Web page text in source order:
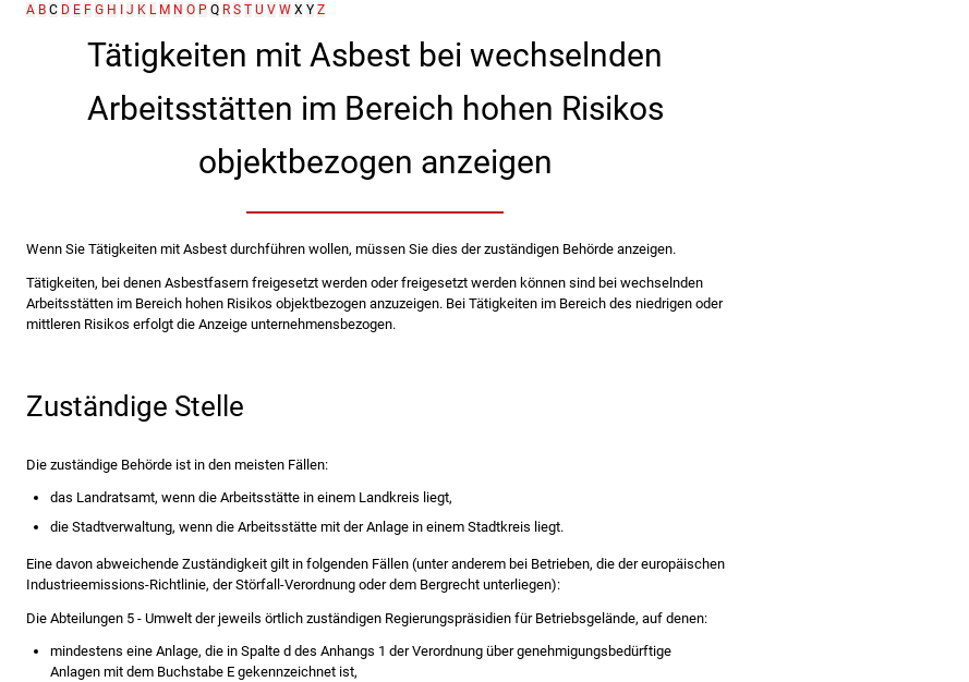
A B C D E F G H I J K L M N O P Q R S T U V W X Y Z
Tätigkeiten mit Asbest bei wechselnden
Arbeitsstätten im Bereich hohen Risikos
objektbezogen anzeigen
Wenn Sie Tätigkeiten mit Asbest durchführen wollen, müssen Sie dies der zuständigen Behörde anzeigen.
Tätigkeiten, bei denen Asbestfasern freigesetzt werden oder freigesetzt werden können sind bei wechselnden
Arbeitsstätten im Bereich hohen Risikos objektbezogen anzuzeigen. Bei Tätigkeiten im Bereich des niedrigen oder
mittleren Risikos erfolgt die Anzeige unternehmensbezogen.
Zuständige Stelle
Die zuständige Behörde ist in den meisten Fällen:
das Landratsamt, wenn die Arbeitsstätte in einem Landkreis liegt,
die Stadtverwaltung, wenn die Arbeitsstätte mit der Anlage in einem Stadtkreis liegt.
Eine davon abweichende Zuständigkeit gilt in folgenden Fällen (unter anderem bei Betrieben, die der europäischen
Industrieemissions-Richtlinie, der Störfall-Verordnung oder dem Bergrecht unterliegen):
Die Abteilungen 5 - Umwelt der jeweils örtlich zuständigen Regierungspräsidien für Betriebsgelände, auf denen:
mindestens eine Anlage, die in Spalte d des Anhangs 1 der Verordnung über genehmigungsbedürftige
Anlagen mit dem Buchstabe E gekennzeichnet ist,